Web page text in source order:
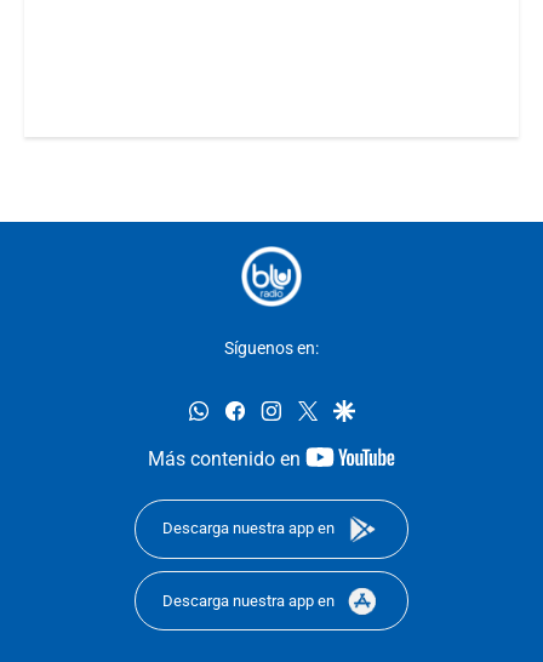
Síguenos en:
whatsappfacebookinstagram
twittergoogle
Más contenido en
youtube-
Descarga nuestra app en
Descarga nuestra app en